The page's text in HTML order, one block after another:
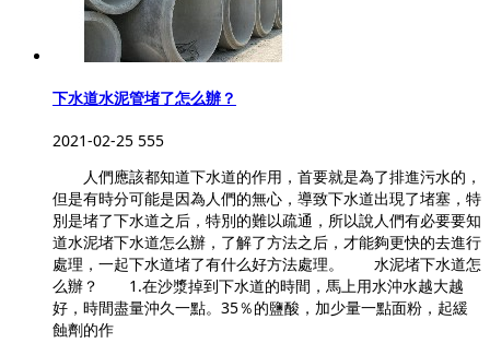
下水道水泥管堵了怎么辦？
2021-02-25 555
人們應該都知道下水道的作用，首要就是為了排進污水的，
但是有時分可能是因為人們的無心，導致下水道出現了堵塞，特
別是堵了下水道之后，特別的難以疏通，所以說人們有必要要知
道水泥堵下水道怎么辦，了解了方法之后，才能夠更快的去進行
處理，一起下水道堵了有什么好方法處理。 水泥堵下水道怎
么辦？ 1.在沙漿掉到下水道的時間，馬上用水沖水越大越
好，時間盡量沖久一點。35％的鹽酸，加少量一點面粉，起緩
蝕劑的作